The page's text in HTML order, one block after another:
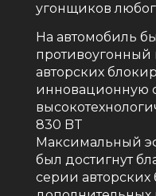
угонщиков
На автомобиль
противоугонный
авторских
инновационную
830 BT
Максимальный
был достигнут
серии авторских